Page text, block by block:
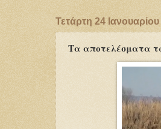
Τετάρτη 24
Τα αποτελέσματα